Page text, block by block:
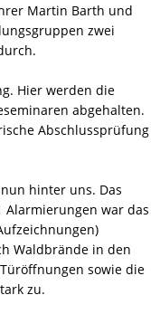
Martin Barth und
zwei
Hier werden die
abgehalten.
Abschlussprüfung
hinter uns. Das
Alarmierungen war das
Waldbrände in den
sowie die
zu.